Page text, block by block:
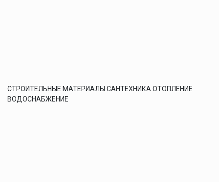
СТРОИТЕЛЬНЫЕ МАТЕРИАЛЫ САНТЕХНИКА ОТОПЛЕНИЕ
ВОДОСНАБЖЕНИЕ